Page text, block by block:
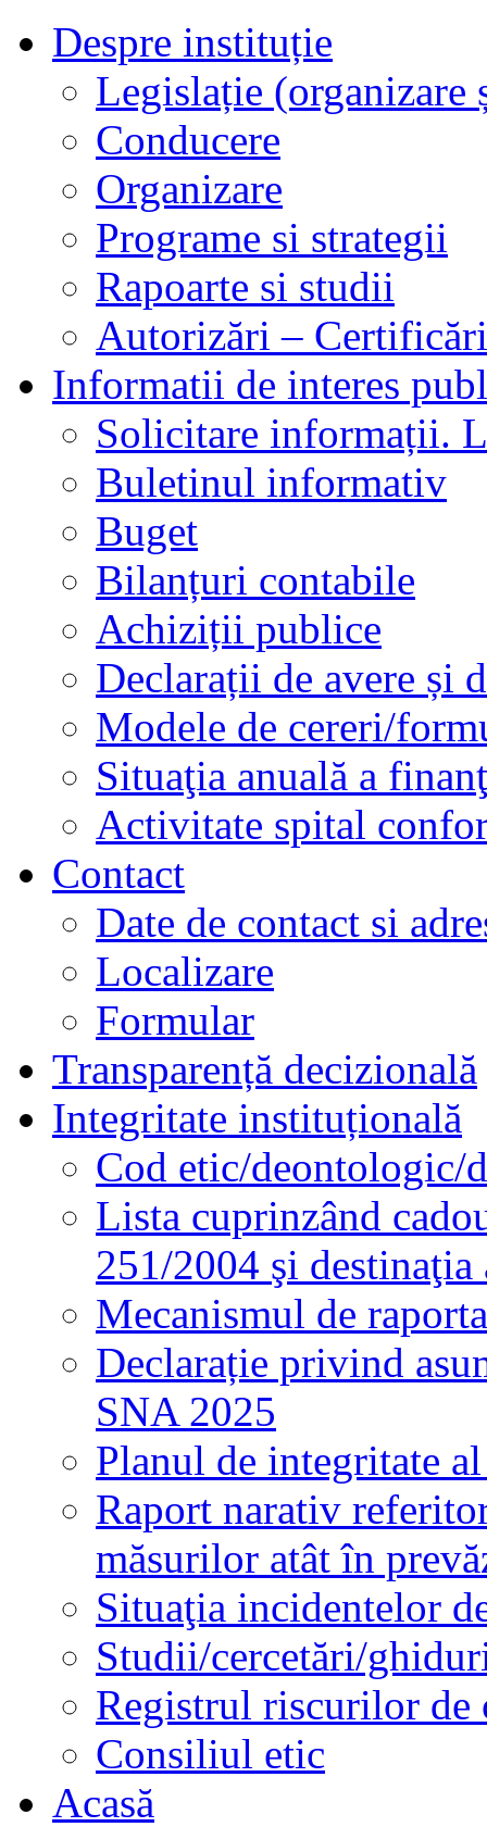
Despre instituție
Legislație
Conducere
Organizare
Programe si strategii
Rapoarte si studii
Autorizări –
Informatii de interes
Solicitare informații.
Buletinul informativ
Buget
Bilanțuri contabile
Achiziții publice
Declarații de avere și
Modele de cereri/
Situaţia anuală a
Activitate spital
Contact
Date de contact si
Localizare
Formular
Transparență decizională
Integritate instituțională
Cod etic/deontologic/
Lista cuprinzând
251/2004 şi destinaţia
Mecanismul de
Declarație privind
SNA 2025
Planul de integritate
Raport narativ
măsurilor atât în
Situaţia incidentelor
Studii/cercetări/
Registrul riscurilor de
Consiliul etic
Acasă